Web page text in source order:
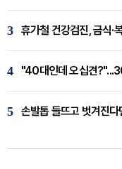
3 휴가철 건강검진, 금식·
4 "40대인데 오십견
5 손발톱 들뜨고 벗겨진